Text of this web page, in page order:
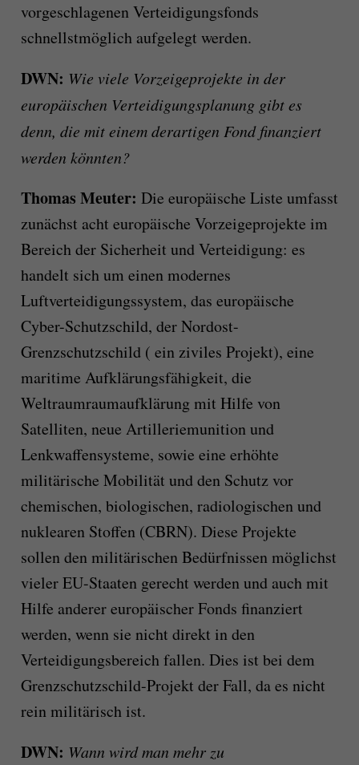
vorgeschlagenen Verteidigungsfonds
schnellstmöglich aufgelegt werden.
DWN: Wie viele Vorzeigeprojekte in der
europäischen Verteidigungsplanung gibt es
denn, die mit einem derartigen Fond finanziert
werden könnten?
Thomas Meuter: Die europäische Liste umfasst
zunächst acht europäische Vorzeigeprojekte im
Bereich der Sicherheit und Verteidigung: es
handelt sich um einen modernes
Luftverteidigungssystem, das europäische
Cyber-Schutzschild, der Nordost-
Grenzschutzschild ( ein ziviles Projekt), eine
maritime Aufklärungsfähigkeit, die
Weltraumraumaufklärung mit Hilfe von
Satelliten, neue Artilleriemunition und
Lenkwaffensysteme, sowie eine erhöhte
militärische Mobilität und den Schutz vor
chemischen, biologischen, radiologischen und
nuklearen Stoffen (CBRN). Diese Projekte
sollen den militärischen Bedürfnissen möglichst
vieler EU-Staaten gerecht werden und auch mit
Hilfe anderer europäischer Fonds finanziert
werden, wenn sie nicht direkt in den
Verteidigungsbereich fallen. Dies ist bei dem
Grenzschutzschild-Projekt der Fall, da es nicht
rein militärisch ist.
DWN: Wann wird man mehr zu